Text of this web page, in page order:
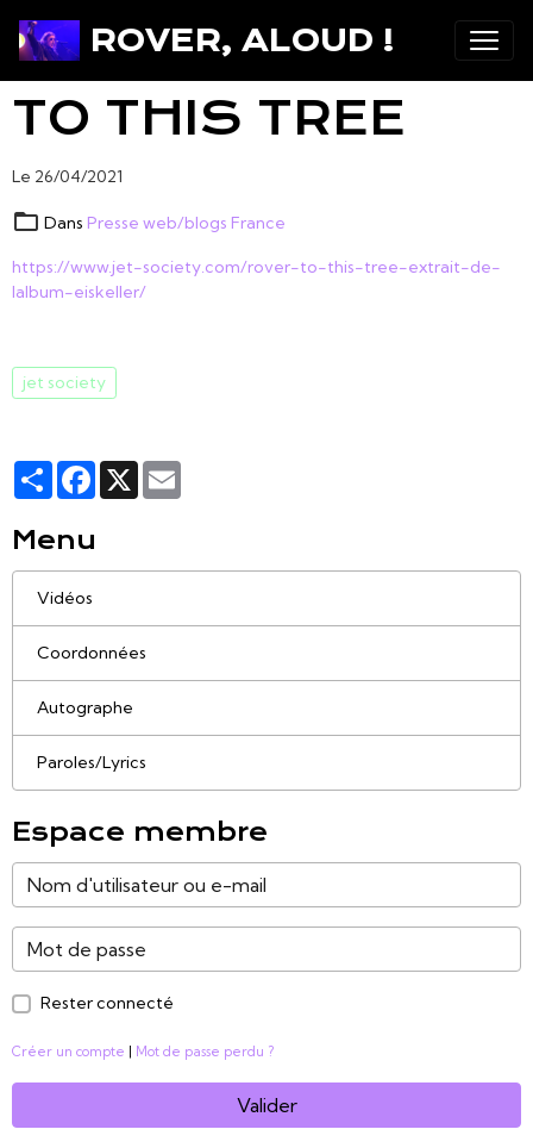
ROVER, ALOUD !
TO THIS TREE
Le 26/04/2021
Dans Presse web/blogs France
https://www.jet-society.com/rover-to-this-tree-extrait-de-
lalbum-eiskeller/
jet society
PartagerFacebook
X
Menu
Vidéos
Coordonnées
Autographe
Paroles/Lyrics
Espace membre
Rester connecté
Créer un compte Mot de passe perdu ?
Valider